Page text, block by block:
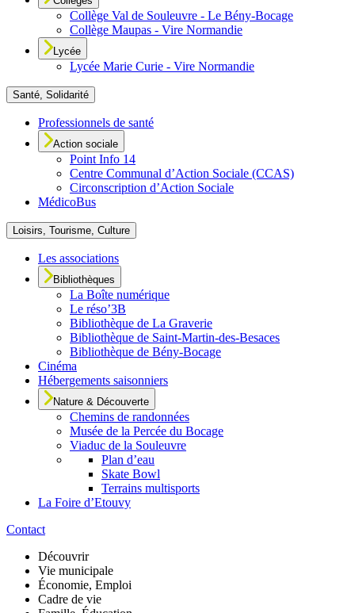
Collège Val de Souleuvre - Le Bény-Bocage
Collège Maupas - Vire Normandie
Lycée
Lycée Marie Curie - Vire Normandie
Santé, Solidarité
Professionnels de santé
Action sociale
Point Info 14
Centre Communal d’Action Sociale (CCAS)
Circonscription d’Action Sociale
MédicoBus
Loisirs, Tourisme, Culture
Les associations
Bibliothèques
La Boîte numérique
Le réso’3B
Bibliothèque de La Graverie
Bibliothèque de Saint-Martin-des-Besaces
Bibliothèque de Bény-Bocage
Cinéma
Hébergements saisonniers
Nature & Découverte
Chemins de randonnées
Musée de la Percée du Bocage
Viaduc de la Souleuvre
Plan d’eau
Skate Bowl
Terrains multisports
La Foire d’Etouvy
Contact
Découvrir
Vie municipale
Économie, Emploi
Cadre de vie